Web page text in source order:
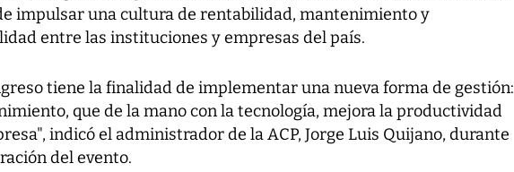
impulsar una cultura de rentabilidad, mantenimiento y
entre las instituciones y empresas del país.
tiene la finalidad de implementar una nueva forma de gestión:
que de la mano con la tecnología, mejora la productividad
indicó el administrador de la ACP, Jorge Luis Quijano, durante
del evento.